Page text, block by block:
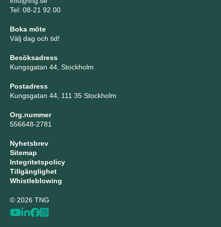
Tel: 08-21 92 00
Boka möte
Välj dag och tid!
Besöksadress
Kungsgatan 44, Stockholm
Postadress
Kungsgatan 44, 111 35 Stockholm
Org.nummer
556648-2781
Nyhetsbrev
Sitemap
Integritetspolicy
Tillgänglighet
Whistleblowing
© 2026 TNG